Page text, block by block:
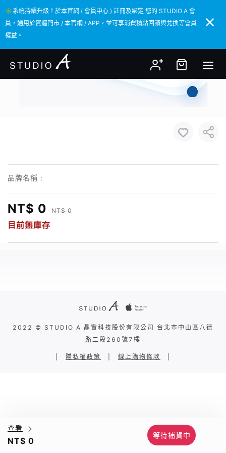
✳️系統持續升級！於本官網 ( 會員中心 ) 註冊及綁定 您的 STUDIO A 會
員，通用於實體門市 / 本官網 / APP，並可享消費積點回饋與兌換等會員
權益。
✳️系統持續升級！於本官網 ( 會員中心 ) 註冊及綁定 您的 STUDIO A 會
員，通用於實體門市 / 本官網 / APP，並可享消費積點回饋與兌換等會員
權益。
品牌名稱 :
NT$ 0 NT$ 0
目前無庫存
查看
NT$ 0
等待補貨中
2022 © STUDIO A 晶實科技股份有限公司 台北市中山區八德
路二段260號7樓
隱私權政策 線上購物條款